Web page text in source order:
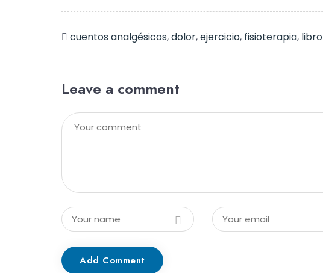
cuentos analgésicos,dolor,ejercicio, fisioterapia, libro
Leave a comment
Add Comment